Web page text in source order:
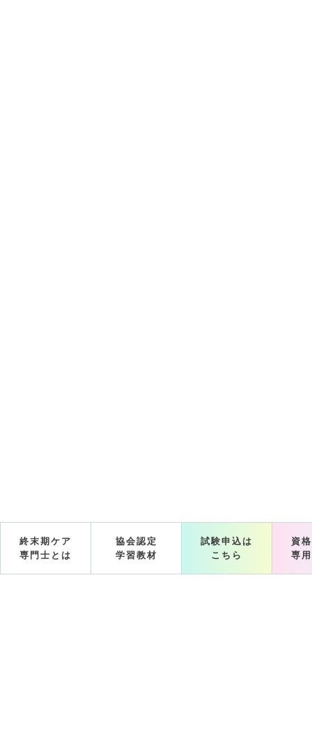
終末期ケア
専門士とは
協会認定
学習教材
試験申込は
こちら
資
専